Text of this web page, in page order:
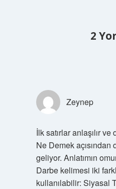
2
Zeynep
İlk satırlar anlaşılır
Ne Demek
geliyor. Anlatımın
Darbe kelimesi iki
kullanılabilir: Siyasal